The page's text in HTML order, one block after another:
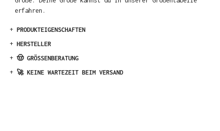
erfahren.
+ PRODUKTEIGENSCHAFTEN
+ HERSTELLER
+ 🤠 GRÖSSENBERATUNG
+ 🚀 KEINE WARTEZEIT BEIM VERSAND